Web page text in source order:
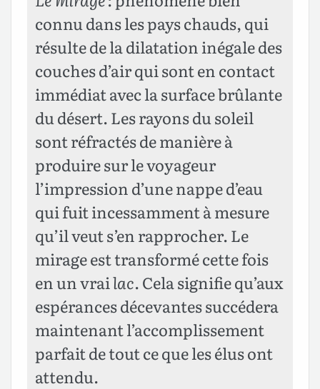
connu dans les pays chauds, qui
résulte de la dilatation inégale des
couches d’air qui sont en contact
immédiat avec la surface brûlante
du désert. Les rayons du soleil
sont réfractés de manière à
produire sur le voyageur
l’impression d’une nappe d’eau
qui fuit incessamment à mesure
qu’il veut s’en rapprocher. Le
mirage est transformé cette fois
en un vrailac. Cela signifie qu’aux
espérances décevantes succédera
maintenant l’accomplissement
parfait de tout ce que les élus ont
attendu.